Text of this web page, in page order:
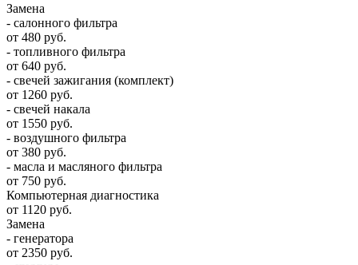
Замена
- салонного фильтра
от 480 руб.
- топливного фильтра
от 640 руб.
- свечей зажигания (комплект)
от 1260 руб.
- свечей накала
от 1550 руб.
- воздушного фильтра
от 380 руб.
- масла и масляного фильтра
от 750 руб.
Компьютерная диагностика
от 1120 руб.
Замена
- генератора
от 2350 руб.